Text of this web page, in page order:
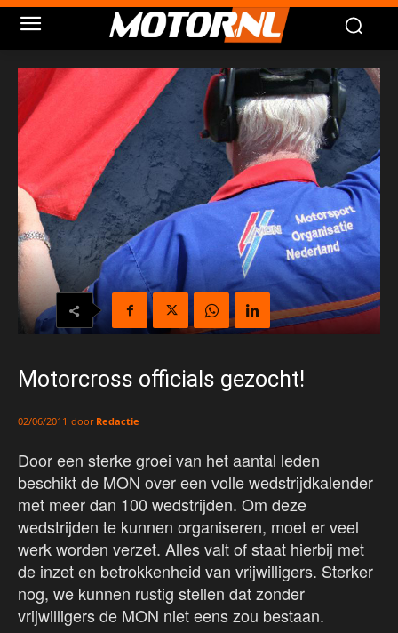
Motorcross officials gezocht!
02/06/2011 door Redactie
Door een sterke groei van het aantal leden
beschikt de MON over een volle wedstrijdkalender
met meer dan 100 wedstrijden. Om deze
wedstrijden te kunnen organiseren, moet er veel
werk worden verzet. Alles valt of staat hierbij met
de inzet en betrokkenheid van vrijwilligers. Sterker
nog, we kunnen rustig stellen dat zonder
vrijwilligers de MON niet eens zou bestaan.